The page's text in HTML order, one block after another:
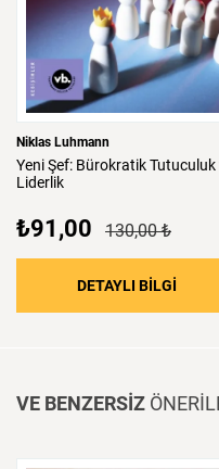
Niklas Luhmann
YeniŞef: BürokratikTutuculuk
Liderlik
₺91,00 130,00 ₺
DETAYLI BİLGİ :
VE BENZERSİZ